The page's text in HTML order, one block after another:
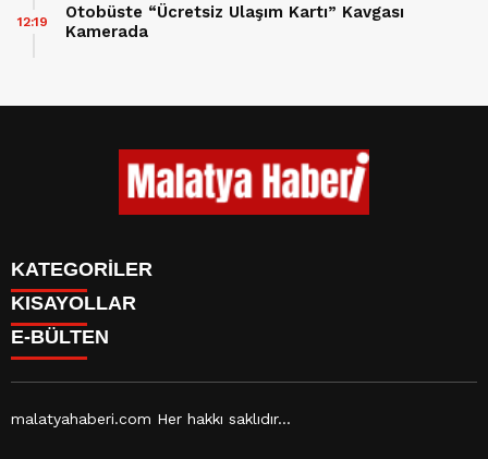
Otobüste “Ücretsiz Ulaşım Kartı” Kavgası
Kamerada
12:19
KATEGORİLER
GÜNDEM
ASAYİŞ
EKONOMİ
YAŞAM
SPOR
KISAYOLLAR
CANLI BORSA
FİKSTÜR
E-BÜLTEN
malatyahaberi.com Her hakkı saklıdır...